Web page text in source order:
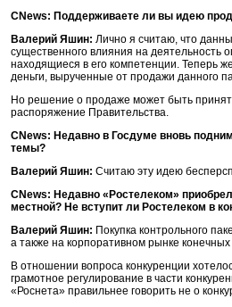
CNews: Поддерживаете ли вы идею
Валерий Яшин: Лично я считаю, что
существенного влияния на
находящиеся в его компетенции. Теперь
деньги, вырученные от продажи данного
Но решение о продаже может быть
распоряжение Правительства.
CNews: Недавно в Госдуме вновь
темы?
Валерий Яшин: Считаю эту идею
CNews: Недавно «Ростелеком»
местной? Не вступит ли Ростелеком в
Валерий Яшин: Покупка контрольного
а также на корпоративном рынке
В отношении вопроса конкуренции
грамотное регулирование в части
«Роснета» правильнее говорить не о